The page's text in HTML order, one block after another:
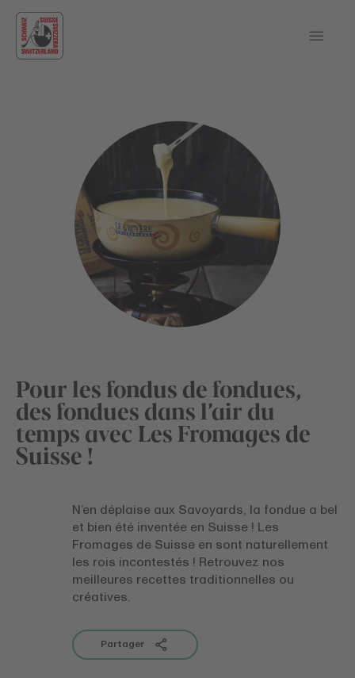
Pour les fondus de fondues,
des fondues dans l’air du
temps avec Les Fromages de
Suisse !
N’en déplaise aux Savoyards, la fondue a bel
et bien été inventée en Suisse ! Les
Fromages de Suisse en sont naturellement
les rois incontestés ! Retrouvez nos
meilleures recettes traditionnelles ou
créatives.
Partager